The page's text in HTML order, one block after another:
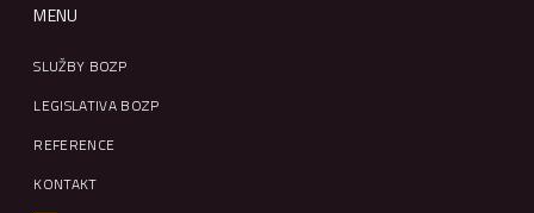
MENU
SLUŽBY BOZP
LEGISLATIVA BOZP
REFERENCE
KONTAKT